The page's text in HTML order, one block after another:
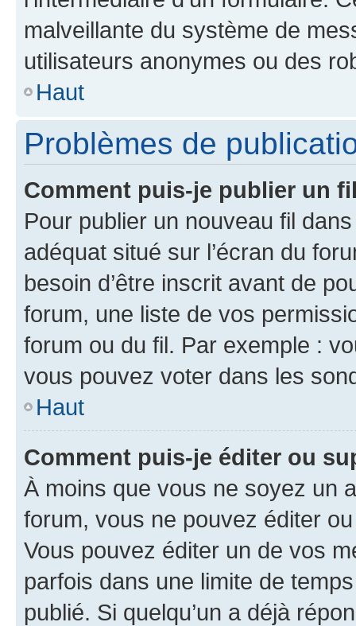
malveillante du système de
utilisateurs anonymes ou des
Haut
Problèmes de
Comment puis-je publier un
Pour publier un nouveau fil
adéquat situé sur l’écran du
besoin d’être inscrit avant de
forum, une liste de vos
forum ou du fil. Par exemple :
vous pouvez voter dans les
Haut
Comment puis-je éditer ou
À moins que vous ne soyez un
forum, vous ne pouvez éditer
Vous pouvez éditer un de vos
parfois dans une limite de
publié. Si quelqu’un a déjà